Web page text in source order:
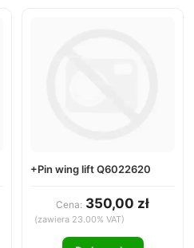
+Pin wing lift Q6022620
Cena: 350,00 zł
(zawiera 23.00% VAT)